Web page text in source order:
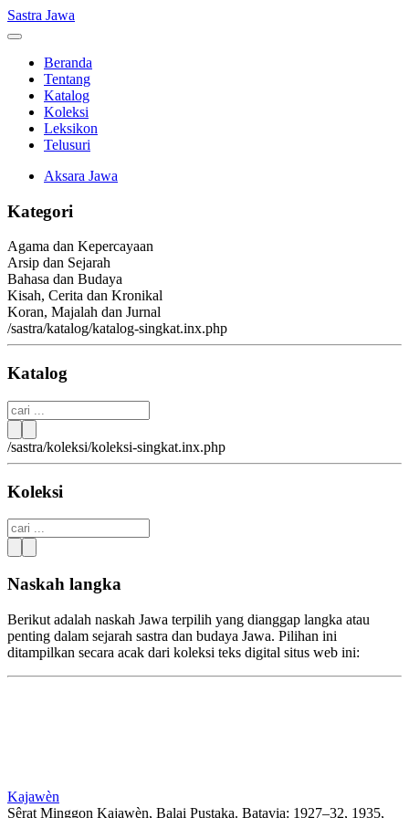
Sastra Jawa
Beranda
Tentang
Katalog
Koleksi
Leksikon
Telusuri
Aksara Jawa
Kategori
Agama dan Kepercayaan
Arsip dan Sejarah
Bahasa dan Budaya
Kisah, Cerita dan Kronikal
Koran, Majalah dan Jurnal
/sastra/katalog/katalog-singkat.inx.php
Katalog
/sastra/koleksi/koleksi-singkat.inx.php
Koleksi
Naskah langka
Berikut adalah naskah Jawa terpilih yang dianggap langka atau
penting dalam sejarah sastra dan budaya Jawa. Pilihan ini
ditampilkan secara acak dari koleksi teks digital situs web ini:
Kajawèn
Sêrat Minggon Kaja­wèn, Balai Pustaka. Batavia: 1927–32, 1935,